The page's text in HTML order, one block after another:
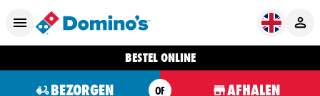
BESTEL ONLINE
BEZORGEN OF AFHALEN